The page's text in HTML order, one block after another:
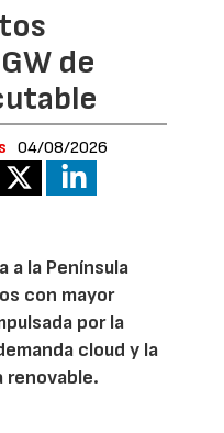
de
04/08/2026
a la Península
con mayor
por la
cloud y la
renovable.